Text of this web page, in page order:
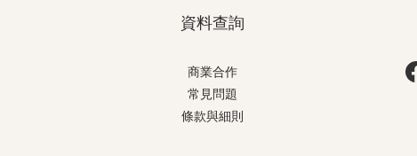
資料查詢
商業合作
常見問題
條款與細則